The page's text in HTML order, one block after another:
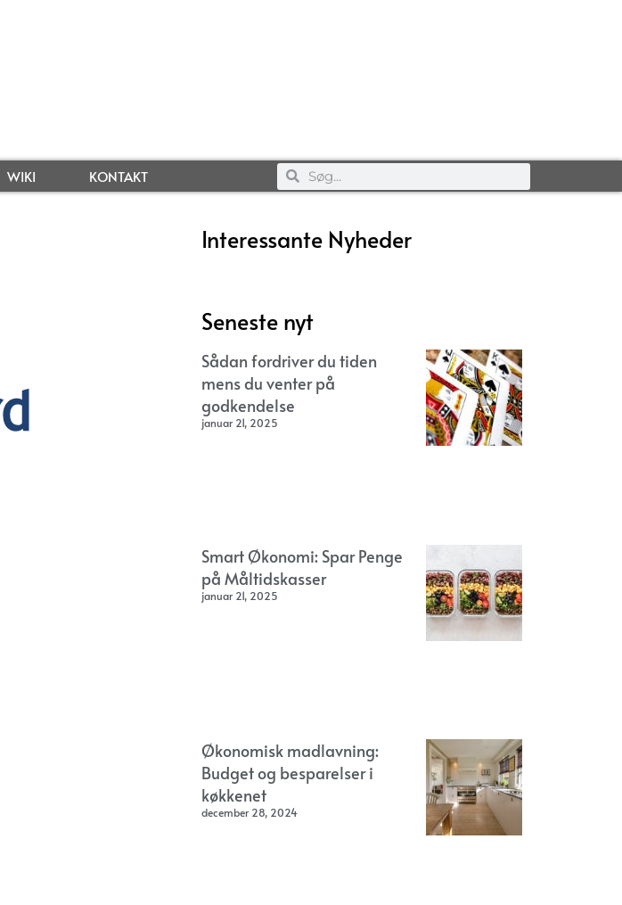
WIKI KONTAKT
Interessante Nyheder
Seneste nyt
Sådan fordriver du tiden
mens du venter på
godkendelse
januar 21, 2025
Smart Økonomi: Spar Penge
på Måltidskasser
januar 21, 2025
Økonomisk madlavning:
Budget og besparelser i
køkkenet
december 28, 2024